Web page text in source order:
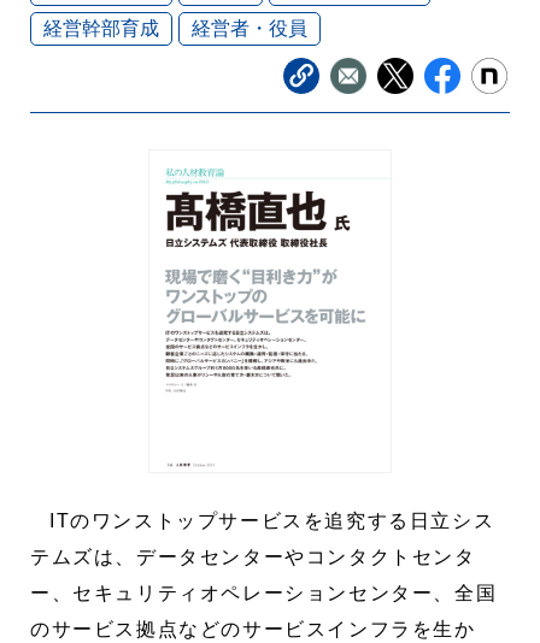
経営幹部育成
経営者・役員
ITのワンストップサービスを追究する日立シス
テムズは、データセンターやコンタクトセンタ
ー、セキュリティオペレーションセンター、全国
のサービス拠点などのサービスインフラを生か